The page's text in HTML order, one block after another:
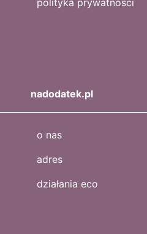
polityka prywatności
nadodatek.pl
o nas
adres
działania eco